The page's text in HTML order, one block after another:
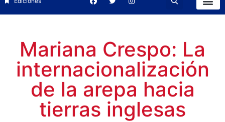
Mariana Crespo: La
internacionalización
de la arepa hacia
tierras inglesas